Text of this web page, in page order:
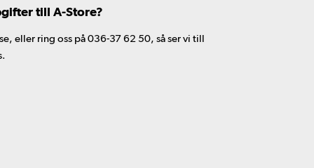
till A-Store?
eller ring oss på 036-37 62 50, så ser vi till